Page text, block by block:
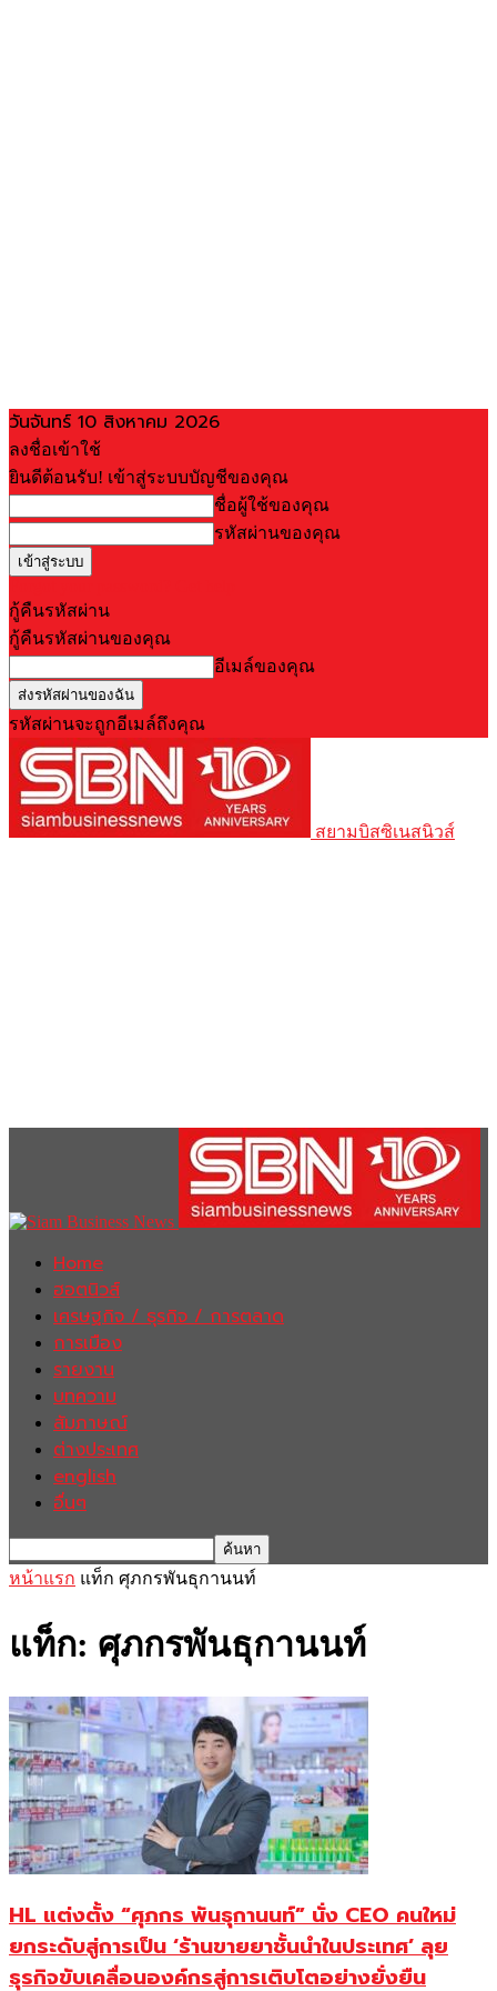
วันจันทร์ 10 สิงหาคม 2026
ลงชื่อเข้าใช้
ยินดีต้อนรับ! เข้าสู่ระบบบัญชีของคุณ
ชื่อผู้ใช้ของคุณ
รหัสผ่านของคุณ
กู้คืนรหัสผ่าน
กู้คืนรหัสผ่านของคุณ
อีเมล์ของคุณ
รหัสผ่านจะถูกอีเมล์ถึงคุณ
สยามบิสซิเนสนิวส์
Home
ฮอตนิวส์
เศรษฐกิจ / ธุรกิจ / การตลาด
การเมือง
รายงาน
บทความ
สัมภาษณ์
ต่างประเทศ
english
อื่นๆ
หน้าแรก แท็ก ศุภกรพันธุกานนท์
แท็ก: ศุภกรพันธุกานนท์
HL แต่งตั้ง “ศุภกร พันธุกานนท์” นั่ง CEO คนใหม่
ยกระดับสู่การเป็น ‘ร้านขายยาชั้นนำในประเทศ’ ลุย
ธุรกิจขับเคลื่อนองค์กรสู่การเติบโตอย่างยั่งยืน